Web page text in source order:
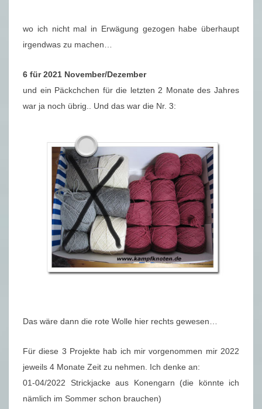
wo ich nicht mal in Erwägung gezogen habe überhaupt
irgendwas zu machen…
6 für 2021 November/Dezember
und ein Päckchchen für die letzten 2 Monate des Jahres
war ja noch übrig.. Und das war die Nr. 3:
Das wäre dann die rote Wolle hier rechts gewesen…
Für diese 3 Projekte hab ich mir vorgenommen mir 2022
jeweils 4 Monate Zeit zu nehmen. Ich denke an:
01-04/2022 Strickjacke aus Konengarn (die könnte ich
nämlich im Sommer schon brauchen)